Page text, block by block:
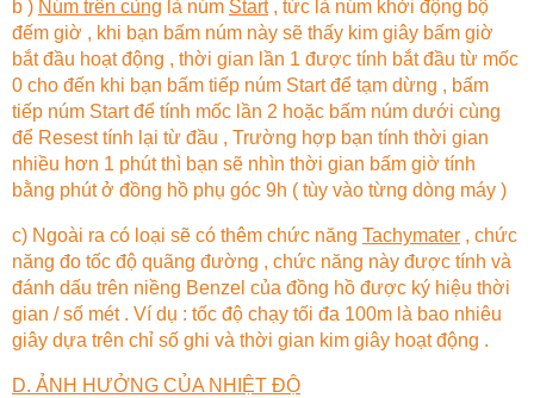
b ) Núm trên cùng là núm Start, tức là núm khởi động bộ
đếm giờ , khi bạn bấm núm này sẽ thấy kim giây bấm giờ
bắt đầu hoạt động , thời gian lần 1 được tính bắt đầu từ mốc
0 cho đến khi bạn bấm tiếp núm Start để tạm dừng , bấm
tiếp núm Start để tính mốc lần 2 hoặc bấm núm dưới cùng
để Resest tính lại từ đầu , Trường hợp bạn tính thời gian
nhiều hơn 1 phút thì bạn sẽ nhìn thời gian bấm giờ tính
bằng phút ở đồng hồ phụ góc 9h ( tùy vào từng dòng máy )
c) Ngoài ra có loại sẽ có thêm chức năng Tachymater , chức
năng đo tốc độ quãng đường , chức năng này được tính và
đánh dấu trên niềng Benzel của đồng hồ được ký hiệu thời
gian / số mét . Ví dụ : tốc độ chạy tối đa 100m là bao nhiêu
giây dựa trên chỉ số ghi và thời gian kim giây hoạt động .
D. ẢNH HƯỞNG CỦA NHIỆT ĐỘ